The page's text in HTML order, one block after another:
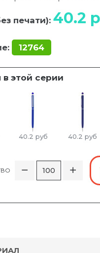
печати): 40.2
12764
в этой серии
40.2 руб 40.2 руб